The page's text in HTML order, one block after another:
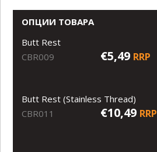
ОПЦИИ ТОВАРА
Butt Rest
CBR009
€5,49 RRP
Butt Rest (Stainless Thread)
CBR011
€10,49 RRP